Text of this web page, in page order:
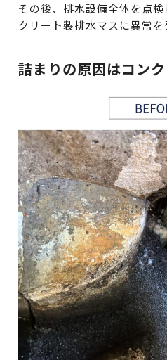
その後、排水設備全体を点
クリート製排水マスに異常を
詰まりの原因はコン